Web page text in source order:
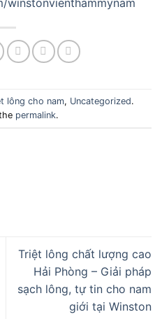
lông cho nam, Uncategorized.
permalink.
Triệt lông chất lượng cao
Hải Phòng – Giải pháp
sạch lông, tự tin cho nam
giới tại Winston